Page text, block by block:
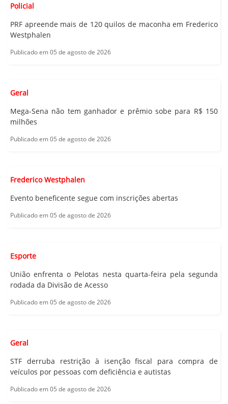
Policial
PRF apreende mais de 120 quilos de maconha em Frederico
Westphalen
Publicado em 05 de agosto de 2026
Geral
Mega-Sena não tem ganhador e prêmio sobe para R$ 150
milhões
Publicado em 05 de agosto de 2026
Frederico Westphalen
Evento beneficente segue com inscrições abertas
Publicado em 05 de agosto de 2026
Esporte
União enfrenta o Pelotas nesta quarta-feira pela segunda
rodada da Divisão de Acesso
Publicado em 05 de agosto de 2026
Geral
STF derruba restrição à isenção fiscal para compra de
veículos por pessoas com deficiência e autistas
Publicado em 05 de agosto de 2026